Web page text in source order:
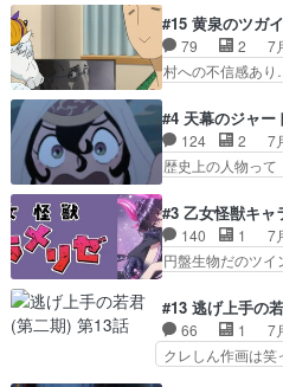
の何もない日常
い。キュアエク
で謎解きさせる
コミどころが多
くスカッっとし
人の心があって
と決別する回柚
守る姿や祖母の
ど、ラブコメの
尽に虐げられ、
#15 黄泉のツガイ
79 2
7
村への不信感あ
ジとの思い出を
れの思惑が複雑
人になりたいの
「俺は側にいる
存在だったから
ねてきた信頼が
ーモア全開爆笑
#4 天幕のジャー
124 2
7
歴史上の人物っ
した側にも人と
クタニは本を奪
なた達には当た
がモンゴルの暮
になんか既視感
憎むべき人であ
くっとした。そ
#3 乙女怪獣キャ
140 1
7
円盤生物だのツ
クロたんのちょ
設定の作品だね
になってたので
トでそのチョイ
#13 逃げ上手の
66 1
7
クレしん作画は